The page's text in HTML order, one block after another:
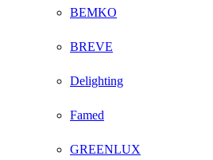
BEMKO
BREVE
Delighting
Famed
GREENLUX